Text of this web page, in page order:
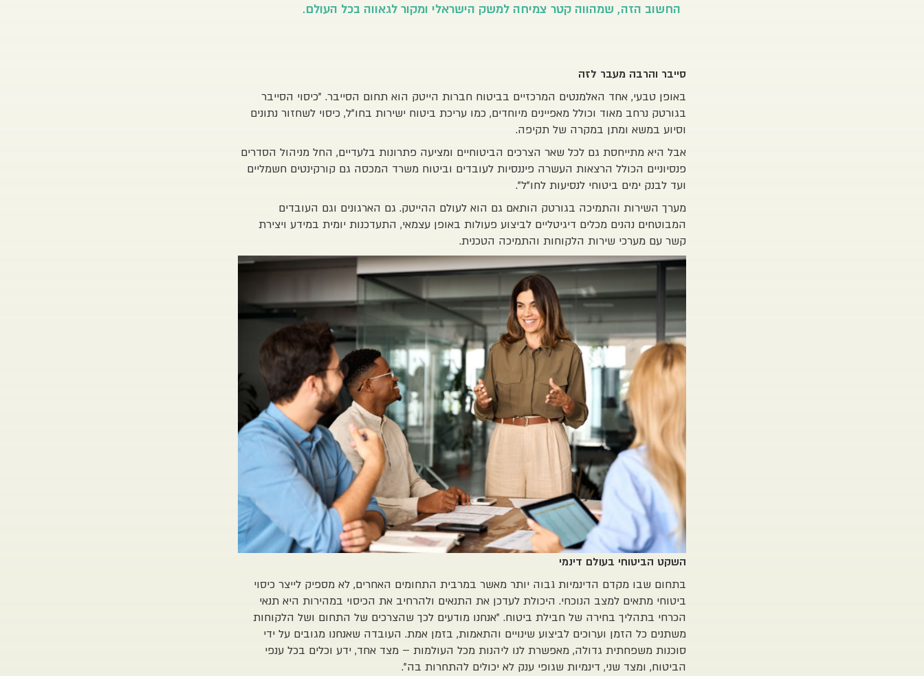
החשוב הזה, שמהווה קטר צמיחה למשק הישראלי ומקור לגאווה בכל העולם.
סייבר והרבה מעבר לזה
באופן טבעי, אחד האלמנטים המרכזיים בביטוח חברות הייטק הוא תחום הסייבר. "כיסוי הסייבר
בגורטק נרחב מאוד וכולל מאפיינים מיוחדים, כמו עריכת ביטוח ישירות בחו"ל, כיסוי לשחזור נתונים
וסיוע במשא ומתן במקרה של תקיפה.
אבל היא מתייחסת גם לכל שאר הצרכים הביטוחיים ומציעה פתרונות בלעדיים, החל מניהול הסדרים
פנסיוניים הכולל הרצאות העשרה פיננסיות לעובדים וביטוח משרד המכסה גם קורקינטים חשמליים
ועד לבנק ימים ביטוחי לנסיעות לחו"ל".
מערך השירות והתמיכה בגורטק הותאם גם הוא לעולם ההייטק. גם הארגונים וגם העובדים
המבוטחים נהנים מכלים דיגיטליים לביצוע פעולות באופן עצמאי, התעדכנות יומית במידע ויצירת
קשר עם מערכי שירות הלקוחות והתמיכה הטכנית.
השקט הביטוחי בעולם דינמי
בתחום שבו מקדם הדינמיות גבוה יותר מאשר במרבית התחומים האחרים, לא מספיק לייצר כיסוי
ביטוחי מתאים למצב הנוכחי. היכולת לעדכן את התנאים ולהרחיב את הכיסוי במהירות היא תנאי
הכרחי בתהליך בחירה של חבילת ביטוח. "אנחנו מודעים לכך שהצרכים של התחום ושל הלקוחות
משתנים כל הזמן וערוכים לביצוע שינויים והתאמות, בזמן אמת. העובדה שאנחנו מגובים על ידי
סוכנות משפחתית גדולה, מאפשרת לנו ליהנות מכל העולמות – מצד אחד, ידע וכלים בכל ענפי
הביטוח, ומצד שני, דינמיות שגופי ענק לא יכולים להתחרות בה".